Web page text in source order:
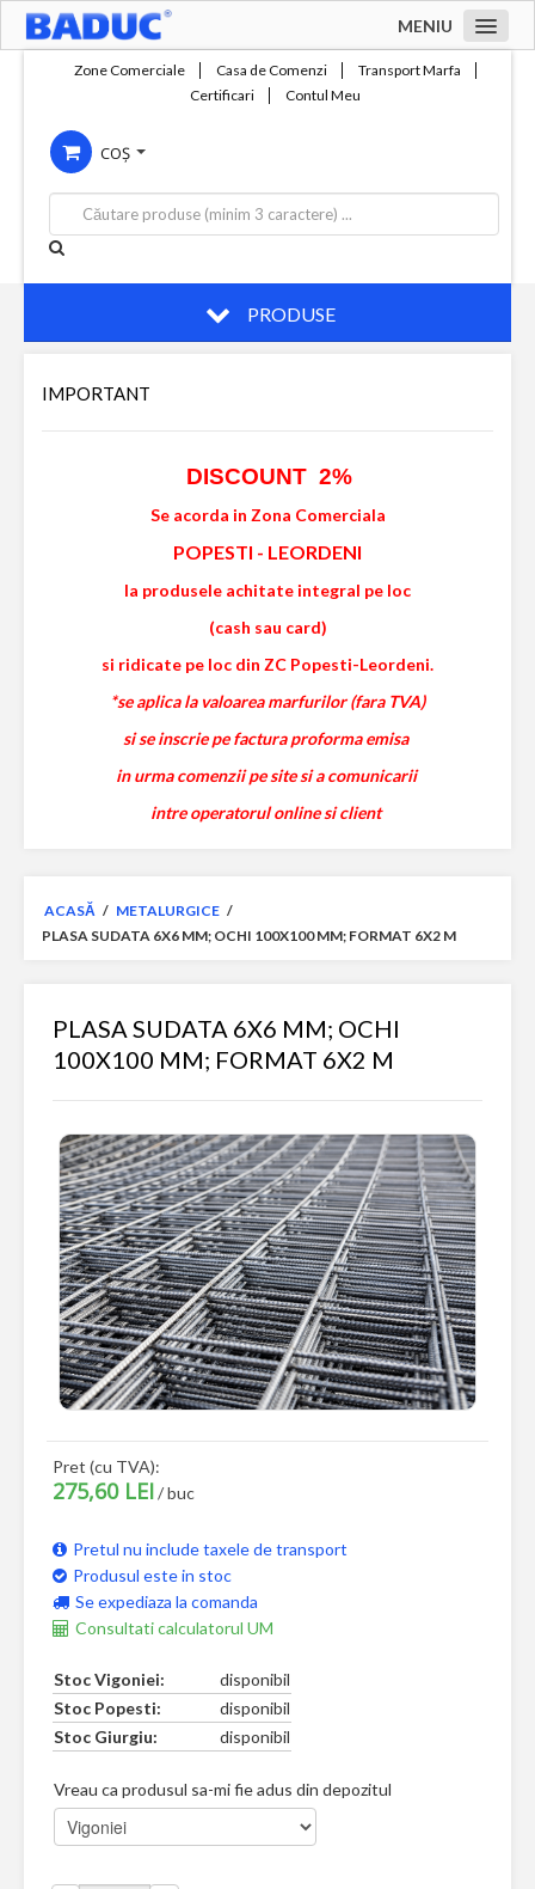
MENIU
Compania
Servicii
Productie
Contact
Zone Comerciale Casa de Comenzi
Transport Marfa
Certificari
Contul Meu
COȘ
PRODUSE
IMPORTANT
DISCOUNT 2%
Se acorda in Zona Comerciala
POPESTI - LEORDENI
la produsele achitate integral pe loc
(cash sau card)
si ridicate pe loc din ZC Popesti-Leordeni.
*se aplica la valoarea marfurilor (fara TVA)
si se inscrie pe factura proforma emisa
in urma comenzii pe site si a comunicarii
intre operatorul online si client
ACASĂ / METALURGICE /
PLASA SUDATA 6X6 MM; OCHI 100X100 MM; FORMAT 6X2 M
PLASA SUDATA 6X6 MM; OCHI
100X100 MM; FORMAT 6X2 M
Pret (cu TVA):
275,60 LEI/ buc
Pretul nu include taxele de transport
Produsul este in stoc
Se expediaza la comanda
Consultati calculatorul UM
Stoc Vigoniei:
disponibil
Stoc Popesti:
disponibil
Stoc Giurgiu:
disponibil
Vreau ca produsul sa-mi fie adus din depozitul